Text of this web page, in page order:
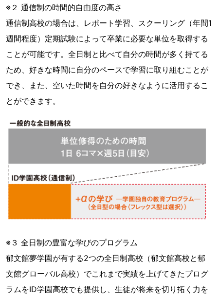
※２ 通信制の時間的自由度の高さ
通信制高校の場合は、レポート学習、スクーリング（年間1
週間程度）定期試験によって卒業に必要な単位を取得する
ことが可能です。全日制と比べて自分の時間が多く持てる
ため、好きな時間に自分のペースで学習に取り組むことが
でき、また、空いた時間を自分の好きなように活用するこ
とができます。
※３ 全日制の豊富な学びのプログラム
郁文館夢学園が有する2つの全日制高校（郁文館高校と郁
文館グローバル高校）でこれまで実績を上げてきたプログ
ラムをID学園高校でも提供し、生徒が将来を切り拓く力を